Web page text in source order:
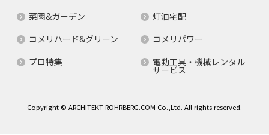
菜園&ガーデン
灯油宅配
コメリハード&グリーン
コメリパワー
プロ特集
電動工具・機械レンタル
サービス
Copyright © ARCHITEKT-ROHRBERG.COM Co.,Ltd. All rights reserved.